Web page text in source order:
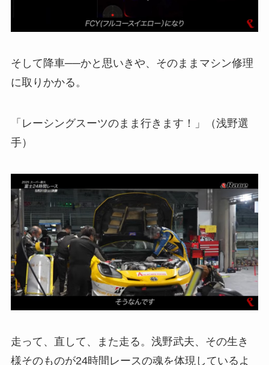
そして降車──かと思いきや、そのままマシン修理
に取りかかる。
「レーシングスーツのまま行きます！」（浅野選
手）
走って、直して、また走る。浅野武夫、その生き
様そのものが24時間レースの魂を体現しているよ